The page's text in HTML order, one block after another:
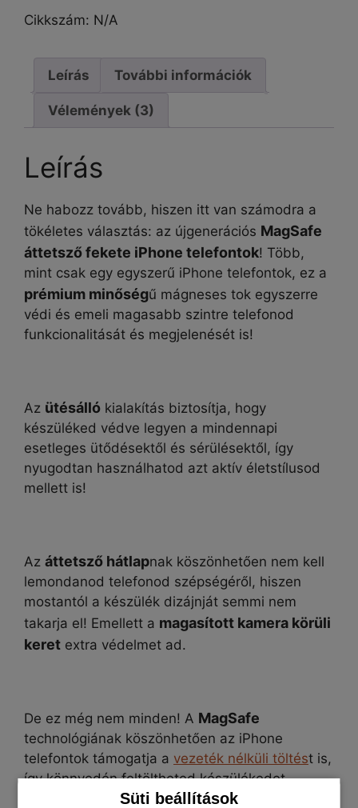
Süti beállítások
iPhone
Max
tok
mennyiség
Cikkszám: N/A
Leírás További információk
Vélemények (3)
Leírás
Ne habozz tovább, hiszen itt van számodra a
tökéletes választás: az újgenerációs MagSafe
áttetsző fekete iPhone telefontok! Több,
mint csak egy egyszerű iPhone telefontok, ez a
prémium minőségű mágneses tok egyszerre
védi és emeli magasabb szintre telefonod
funkcionalitását és megjelenését is!
Az ütésálló kialakítás biztosítja, hogy
készüléked védve legyen a mindennapi
esetleges ütődésektől és sérülésektől, így
nyugodtan használhatod azt aktív életstílusod
mellett is!
Az áttetsző hátlapnak köszönhetően nem kell
lemondanod telefonod szépségéről, hiszen
mostantól a készülék dizájnját semmi nem
takarja el! Emellett a magasított kamera körüli
keret extra védelmet ad.
De ez még nem minden! A MagSafe
technológiának köszönhetően az iPhone
telefontok támogatja a vezeték nélküli töltést is,
így könnyedén feltöltheted készülékedet
anélkül, hogy le kellene venned a tokot!